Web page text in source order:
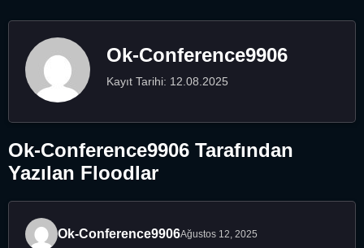
Ok-Conference9906
Kayıt Tarihi: 12.08.2025
Ok-Conference9906 Tarafından
Yazılan Floodlar
Ok-Conference9906Ağustos 12, 2025